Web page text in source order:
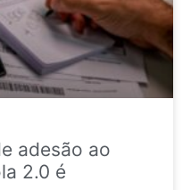
adesão ao
2.0 é